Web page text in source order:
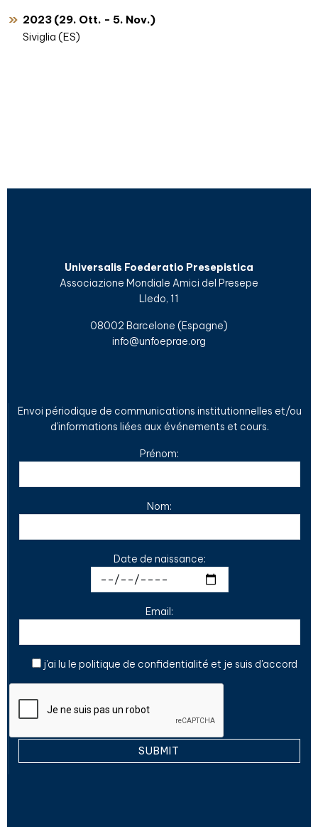
2023 (29. Ott. - 5. Nov.)
Siviglia (ES)
Universalis Foederatio Presepistica
Associazione Mondiale Amici del Presepe
Lledo, 11
08002 Barcelone (Espagne)
info@unfoeprae.org
Envoi périodique de communications institutionnelles et/ou
d'informations liées aux événements et cours.
Prénom:
Nom:
Date de naissance:
Email:
j'ai lu le politique de confidentialité et je suis d'accord